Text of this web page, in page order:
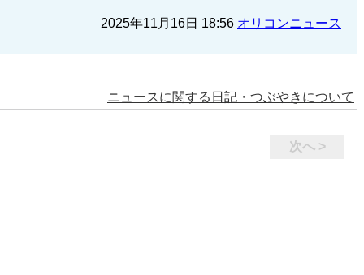
2025年11月16日 18:56 オリコンニュース
ニュースに関する日記・つぶやきについて
次へ >